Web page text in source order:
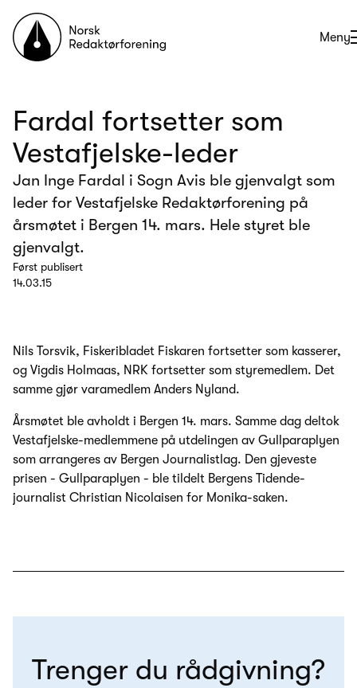
Til forsiden
Åpne
Meny
Fardal fortsetter som
Vestafjelske-leder
Jan Inge Fardal i Sogn Avis ble gjenvalgt som
leder for Vestafjelske Redaktørforening på
årsmøtet i Bergen 14. mars. Hele styret ble
gjenvalgt.
Først publisert
14.03.15
Nils Torsvik, Fiskeribladet Fiskaren fortsetter som kasserer,
og Vigdis Holmaas, NRK fortsetter som styremedlem. Det
samme gjør varamedlem Anders Nyland.
Årsmøtet ble avholdt i Bergen 14. mars. Samme dag deltok
Vestafjelske-medlemmene på utdelingen av Gullparaplyen
som arrangeres av Bergen Journalistlag. Den gjeveste
prisen - Gullparaplyen - ble tildelt Bergens Tidende-
journalist Christian Nicolaisen for Monika-saken.
Trenger du rådgivning?